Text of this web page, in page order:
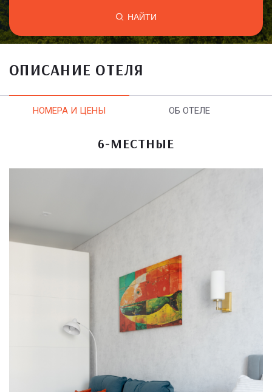
НАЙТИ
ОПИСАНИЕ ОТЕЛЯ
НОМЕРА И ЦЕНЫ ОБ ОТЕЛЕ
6-МЕСТНЫЕ